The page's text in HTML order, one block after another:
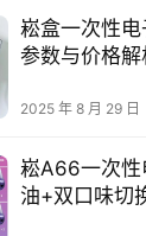
崧盒一次性电
参数与价格解
2025 年 8 月 29 日
崧A66一次性
油+双口味切